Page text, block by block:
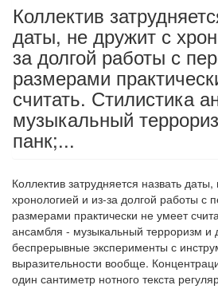
Коллектив
даты, не дружит с
за долгой работы с
размерами
считать. Стилистика
музыкальный
панк;...
Коллектив затрудняется назвать
хронологией и из-за долгой работы с
размерами практически не умеет
ансамбля - музыкальный терроризм и
беспрерывные эксперименты с
выразительности вообще.
один сантиметр нотного текста